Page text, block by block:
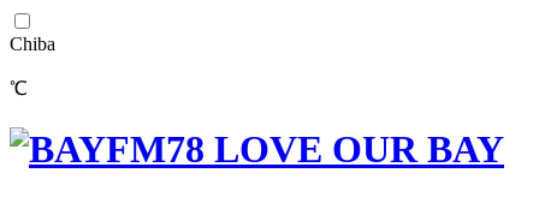
Chiba
℃